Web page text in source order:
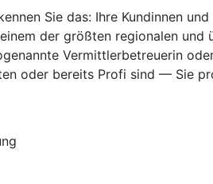
Sie das: Ihre Kundinnen
der größten regionalen
Vermittlerbetreuerin
oder bereits Profi sind — Sie